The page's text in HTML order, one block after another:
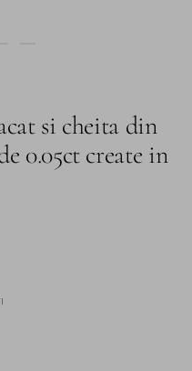
si cheita din
0.05ct create in